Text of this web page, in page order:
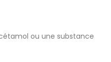
ou une substance